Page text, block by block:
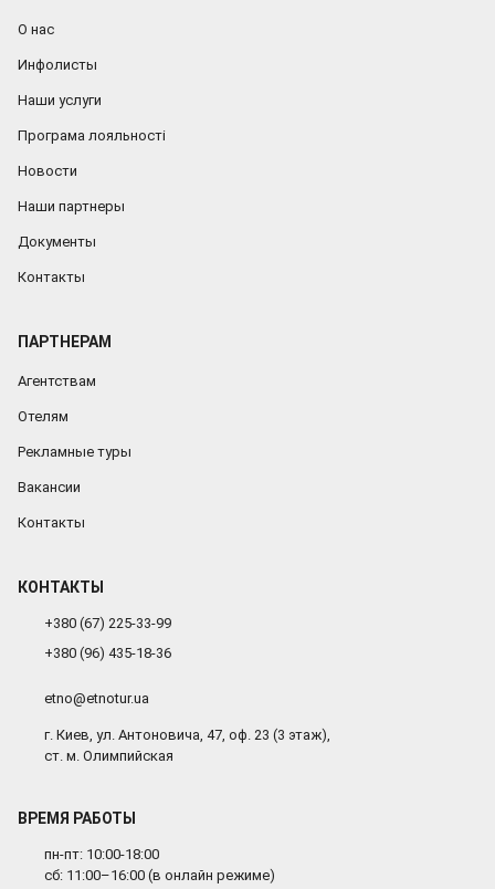
О нас
Инфолисты
Наши услуги
Програма лояльності
Новости
Наши партнеры
Документы
Контакты
ПАРТНЕРАМ
Агентствам
Отелям
Рекламные туры
Вакансии
Контакты
КОНТАКТЫ
+380 (67) 225-33-99
+380 (96) 435-18-36
etno@etnotur.ua
г. Киев, ул. Антоновича, 47, оф. 23 (3 этаж),
ст. м. Олимпийская
ВРЕМЯ РАБОТЫ
пн-пт: 10:00-18:00
сб: 11:00–16:00 (в онлайн режиме)